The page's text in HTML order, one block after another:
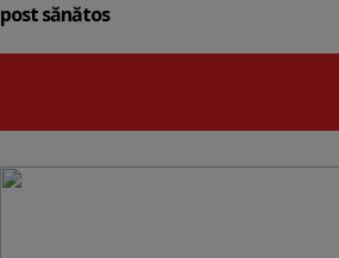
post sănătos